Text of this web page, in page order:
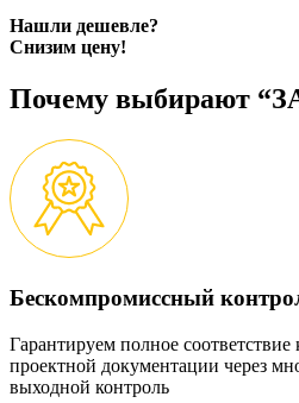
Нашли дешевле?
Снизим цену!
Почему выбирают
Бескомпромиссный
Гарантируем полное
проектной документации через
выходной контроль